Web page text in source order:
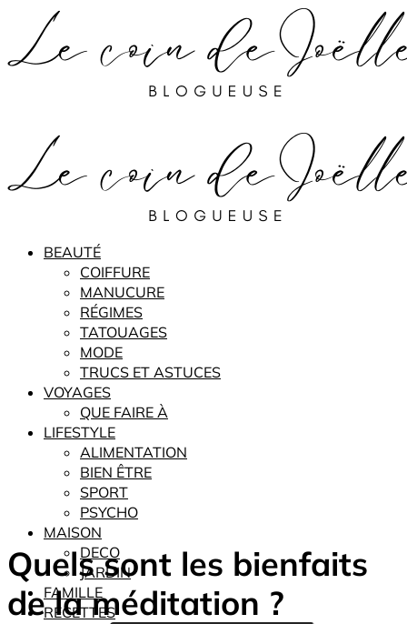
BEAUTÉ
COIFFURE
MANUCURE
RÉGIMES
TATOUAGES
MODE
TRUCS ET ASTUCES
VOYAGES
QUE FAIRE À
LIFESTYLE
ALIMENTATION
BIEN ÊTRE
SPORT
PSYCHO
MAISON
DECO
JARDIN
FAMILLE
RECETTES
Quels sont les bienfaits
de la méditation ?